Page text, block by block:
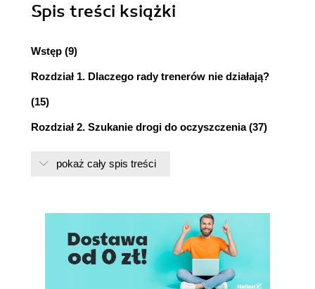
Spis treści książki
Wstęp (9)
Rozdział 1. Dlaczego rady trenerów nie działają?
(15)
Rozdział 2. Szukanie drogi do oczyszczenia (37)
Rozdział 6. Postawa wdzięczności (125)
Rozdział 7. Co dzień nowy cud (143)
Rozdział 8. Poczuj w sobie Boską Moc (165)
pokaż cały spis treści